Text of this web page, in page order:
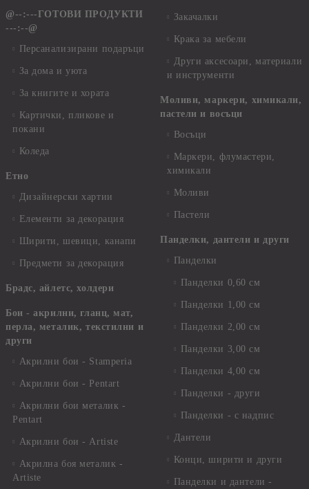
@--:---ГОТОВИ ПРОДУКТИ
---:--@
Персанализирани подаръци
За дома и уюта
За книгите и хората
Картички, пликове и
покани
Коледа
Етно
Дизайнерски хартии
Елементи за декорация
Ширити, шевици, канапи
Предмети за декорация
Брадс, айлетс, холдери
Бои - акрилни, гланц, мат,
перла, металик, текстилни и
други
Акрилни бои - Stamperia
Акрилни бои - Pentart
Акрилни бои металик -
Pentart
Акрилни бои - Artiste
Акрилна боя металик -
Artiste
Закачалки
Крака за мебели
Други аксесоари, материали
и инструменти
Моливи, маркери, химикали,
пастели и восъци
Восъци
Маркери, флумастери,
химикали
Моливи
Пастели
Панделки, дантели и други
Панделки
Панделки 0,60 см
Панделки 1,00 см
Панделки 2,00 см
Панделки 3,00 см
Панделки 4,00 см
Панделки - други
Панделки - с надпис
Дантели
Конци, ширити и други
Панделки и дантели -